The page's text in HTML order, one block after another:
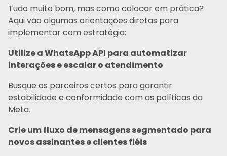
Tudo muito bom, mas como colocar em prática?
Aqui vão algumas orientações diretas para
implementar com estratégia:
Utilize a WhatsApp API para automatizar
interações e escalar o atendimento
Busque os parceiros certos para garantir
estabilidade e conformidade com as políticas da
Meta.
Crie um fluxo de mensagens segmentado para
novos assinantes e clientes fiéis